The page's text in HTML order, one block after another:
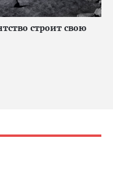
строит свою